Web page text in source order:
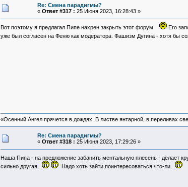
Re: Смена парадигмы?
« Ответ #317 : 25 Июня 2023, 16:28:43 »
Вот поэтому я предлагал Пипе нахрен закрыть этот форум.
Его
уже был согласен на Феню как модератора. Фашизм Дугина - хотя бы
«Осенний Ангел прячется в дождях. В листве янтарной, в переливах
Re: Смена парадигмы?
« Ответ #318 : 25 Июня 2023, 17:29:26 »
Наша Пипа - на предложение забанить ментальную плесень - делает
сильно другая.
Надо хоть зайти,поинтересоваться что-ли.